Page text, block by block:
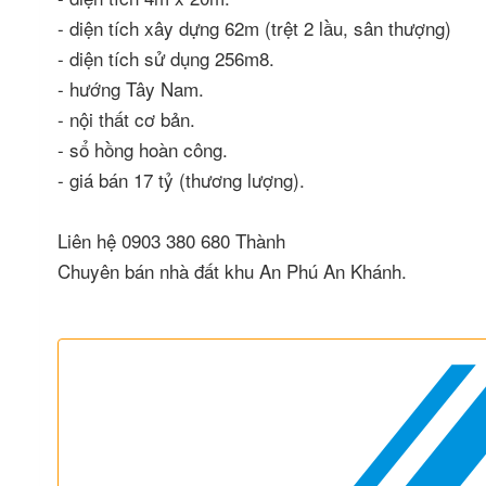
- diện tích xây dựng 62m (trệt 2 lầu, sân thượng)
- diện tích sử dụng 256m8.
- hướng Tây Nam.
- nội thất cơ bản.
- sổ hồng hoàn công.
- giá bán 17 tỷ (thương lượng).
Liên hệ 0903 380 680 Thành
Chuyên bán nhà đất khu An Phú An Khánh.